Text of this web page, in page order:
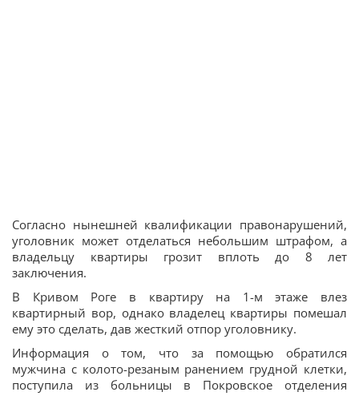
Согласно нынешней квалификации правонарушений,
уголовник может отделаться небольшим штрафом, а
владельцу квартиры грозит вплоть до 8 лет
заключения.
В Кривом Роге в квартиру на 1-м этаже влез
квартирный вор, однако владелец квартиры помешал
ему это сделать, дав жесткий отпор уголовнику.
Информация о том, что за помощью обратился
мужчина с колото-резаным ранением грудной клетки,
поступила из больницы в Покровское отделения